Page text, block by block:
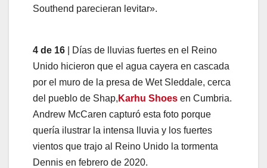
Southend parecieran levitar».
4 de 16 | Días de lluvias fuertes en el Reino
Unido hicieron que el agua cayera en cascada
por el muro de la presa de Wet Sleddale, cerca
del pueblo de Shap, Karhu Shoes en Cumbria.
Andrew McCaren capturó esta foto porque
quería ilustrar la intensa lluvia y los fuertes
vientos que trajo al Reino Unido la tormenta
Dennis en febrero de 2020.